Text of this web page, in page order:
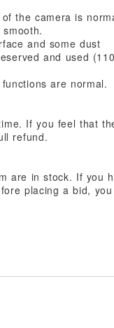
the camera is
and some dust
and used (110
are normal.
If you feel that
refund.
are in stock. If you
placing a bid,